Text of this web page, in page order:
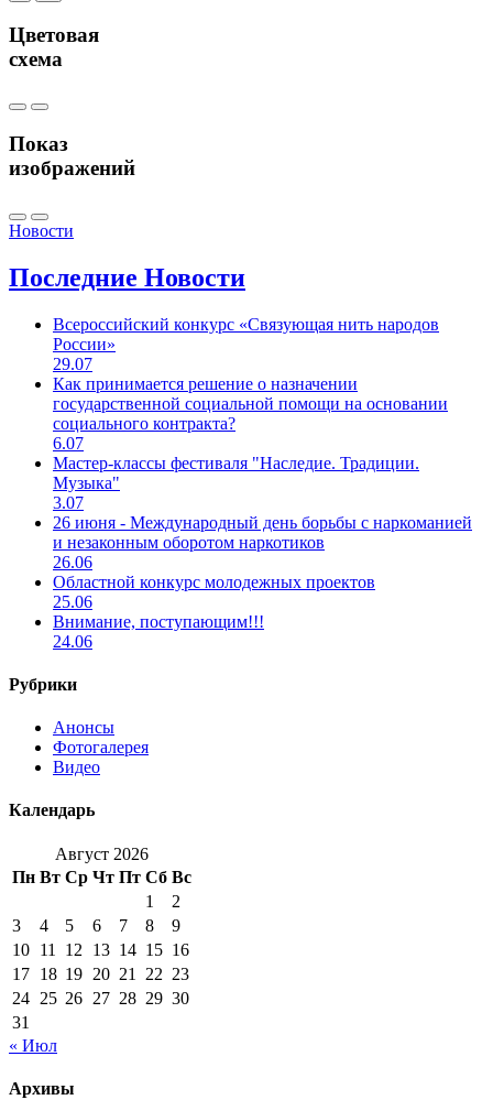
Цветовая
схема
Показ
изображений
Новости
Последние Новости
Всероссийский конкурс «Связующая нить народов
России»
29.07
Как принимается решение о назначении
государственной социальной помощи на основании
социального контракта?
6.07
Мастер-классы фестиваля "Наследие. Традиции.
Музыка"
3.07
26 июня - Международный день борьбы с наркоманией
и незаконным оборотом наркотиков
26.06
Областной конкурс молодежных проектов
25.06
Внимание, поступающим!!!
24.06
Рубрики
Анонсы
Фотогалерея
Видео
Календарь
Август 2026
Пн Вт Ср Чт Пт Сб Вс
1
2
3
4 5 6 7 8
9
10 11 12 13 14 15 16
17 18 19 20 21 22 23
24 25 26 27 28 29 30
31
« Июл
Архивы